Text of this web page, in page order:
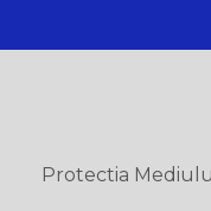
Protectia